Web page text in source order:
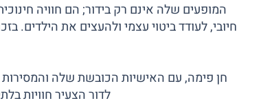
המופעים שלה אינם רק בידור; הם חוויה
חיובי, לעודד ביטוי עצמי ולהעצים את הילדים.
חן פימה, עם האישיות הכובשת שלה
לדור הצעיר חוויות